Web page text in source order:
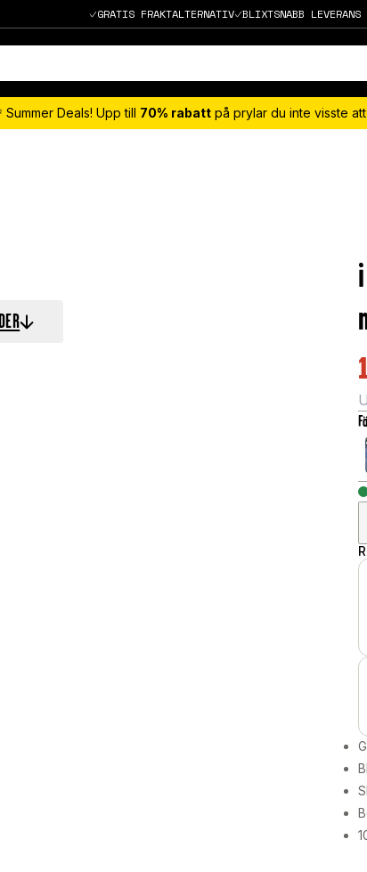
GRATIS FRAKTALTERNATIV BLIXTSNABB LEVERANS
Summer Deals! Upp till 70% rabatt på prylar du inte visste